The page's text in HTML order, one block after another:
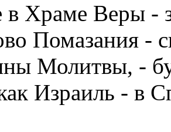
в Храме Веры -
Помазания -
Молитвы, -
Израиль - в